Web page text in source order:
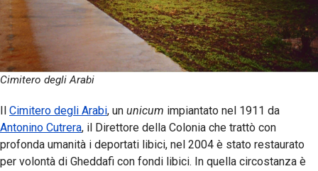
Cimitero degli Arabi
Cimitero degli Arabi, un unicum impiantato nel 1911 da
Antonino Cutrera, il Direttore della Colonia che trattò con
profonda umanità i deportati libici, nel 2004 è stato restaurato
per volontà di Gheddafi con fondi libici. In quella circostanza è